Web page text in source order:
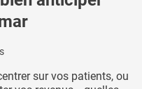
sur vos patients, ou